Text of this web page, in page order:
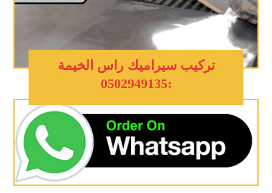
تركيب سيراميك راس الخيمة
:0502949135